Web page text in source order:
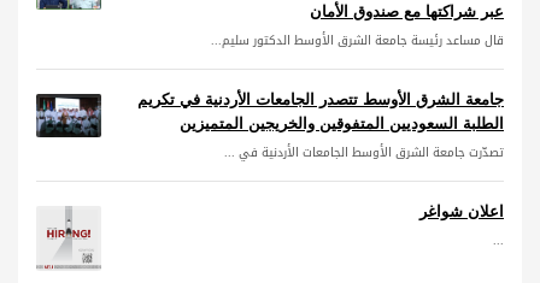
عبر شراكتها مع صندوق الأمان
قال مساعد رئيسة جامعة الشرق الأوسط الدكتور سليم...
جامعة الشرق الأوسط تتصدر الجامعات الأردنية في تكريم
الطلبة السعوديين المتفوقين والخريجين المتميزين
تصدّرت جامعة الشرق الأوسط الجامعات الأردنية في ...
اعلان شواغر
...